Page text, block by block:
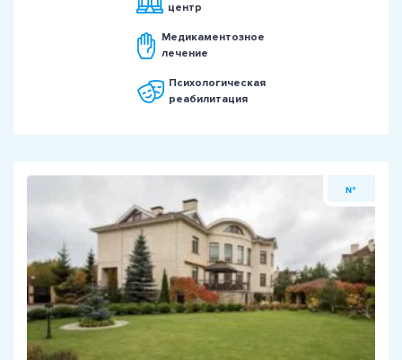
центр
Медикаментозное
лечение
Психологическая
реабилитация
№